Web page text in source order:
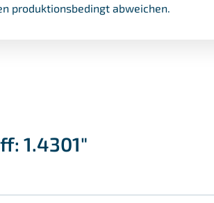
produktionsbedingt abweichen.
1.4301"